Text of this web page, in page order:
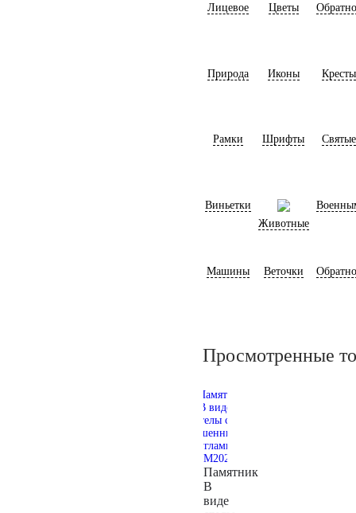
Лицевое Цветы
Природа Иконы Кресты
Рамки Шрифты Святые
Виньетки
Животные
Машины Веточки
Просмотренные
Памятник
В
виде